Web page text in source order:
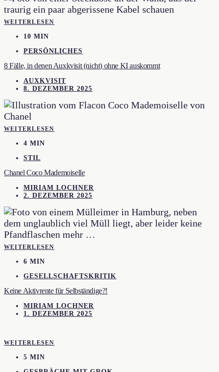
WEITERLESEN
10 MIN
PERSÖNLICHES
8 Fälle, in denen Auxkvisit (nicht) ohne KI auskommt
AUXKVISIT
8. DEZEMBER 2025
WEITERLESEN
4 MIN
STIL
Chanel Coco Mademoiselle
MIRIAM LOCHNER
2. DEZEMBER 2025
WEITERLESEN
6 MIN
GESELLSCHAFTSKRITIK
Keine Aktivrente für Selbständige?!
MIRIAM LOCHNER
1. DEZEMBER 2025
WEITERLESEN
5 MIN